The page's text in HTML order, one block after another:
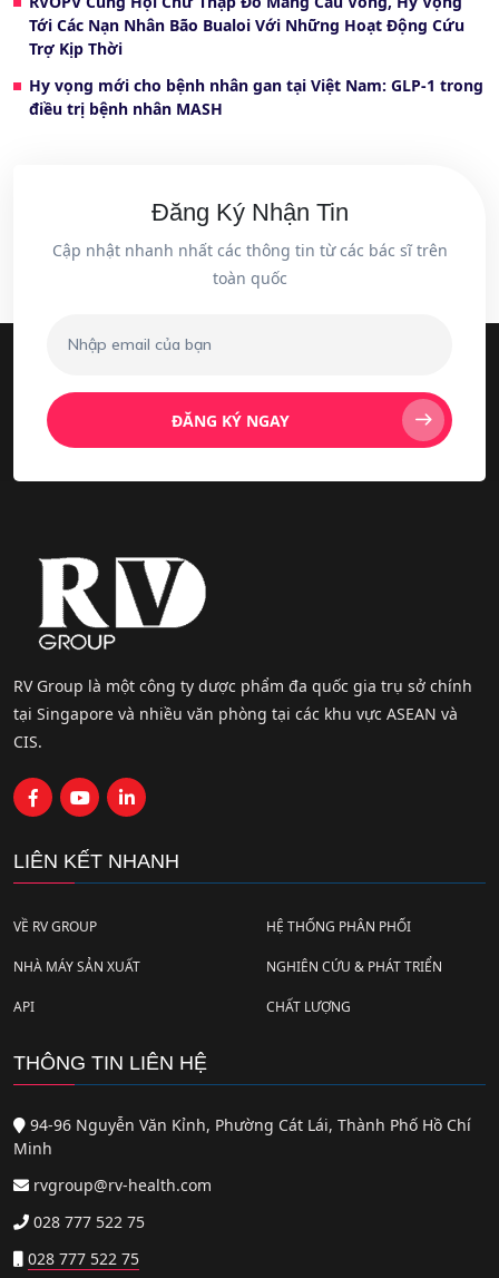
Tới Các Nạn Nhân Bão Bualoi Với Những Hoạt Động Cứu
Trợ Kịp Thời
Hy vọng mới cho bệnh nhân gan tại Việt Nam: GLP-1 trong
điều trị bệnh nhân MASH
Đăng Ký Nhận Tin
Cập nhật nhanh nhất các thông tin từ các bác sĩ trên
toàn quốc
ĐĂNG KÝ NGAY
RV Group là một công ty dược phẩm đa quốc gia trụ sở chính
tại Singapore và nhiều văn phòng tại các khu vực ASEAN và
CIS.
LIÊN KẾT NHANH
VỀ RV GROUP HỆ THỐNG PHÂN PHỐI
NHÀ MÁY SẢN XUẤT NGHIÊN CỨU & PHÁT TRIỂN
API CHẤT LƯỢNG
THÔNG TIN LIÊN HỆ
94-96 Nguyễn Văn Kỉnh, Phường Cát Lái, Thành Phố Hồ Chí
Minh
rvgroup@rv-health.com
028 777 522 75
028 777 522 75